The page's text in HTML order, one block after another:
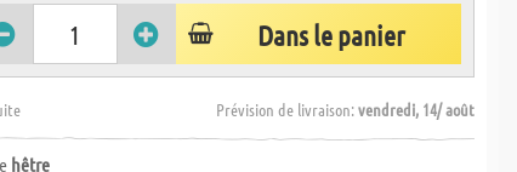
Dans le panier
Prévision de livraison:vendredi, 14/ août
hêtre